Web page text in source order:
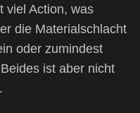
viel Action, was
die Materialschlacht
oder zumindest
ist aber nicht